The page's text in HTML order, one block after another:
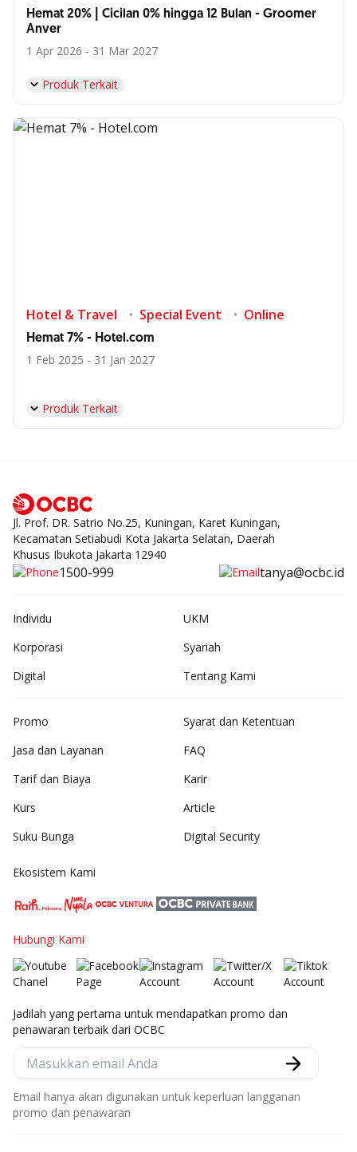
Hemat 20% | Cicilan 0% hingga 12 Bulan - Groomer
Anver
1 Apr 2026 - 31 Mar 2027
Produk Terkait
Hotel & Travel Special Event Online
Hemat 7% - Hotel.com
1 Feb 2025 - 31 Jan 2027
Produk Terkait
Jl. Prof. DR. Satrio No.25, Kuningan, Karet Kuningan,
Kecamatan Setiabudi Kota Jakarta Selatan, Daerah
Khusus Ibukota Jakarta 12940
1500-999 tanya@ocbc.id
Individu
UKM
Korporasi
Syariah
Digital
Tentang Kami
Promo
Jasa dan Layanan
Tarif dan Biaya
Kurs
Suku Bunga
Syarat dan Ketentuan
FAQ
Karir
Article
Digital Security
Ekosistem Kami
Hubungi Kami
Jadilah yang pertama untuk mendapatkan promo dan
penawaran terbaik dari OCBC
Email hanya akan digunakan untuk keperluan langganan
promo dan penawaran